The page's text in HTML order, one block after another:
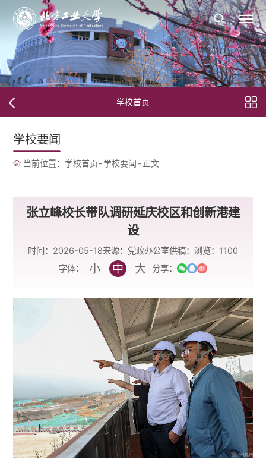
学校首页
学校要闻
当前位置： 学校首页-学校要闻 -正文
张立峰校长带队调研延庆校区和创新港建
设
时间：2026-05-18来源：党政办公室供稿： 浏览： 1100
字体：
小 中 大 分享：